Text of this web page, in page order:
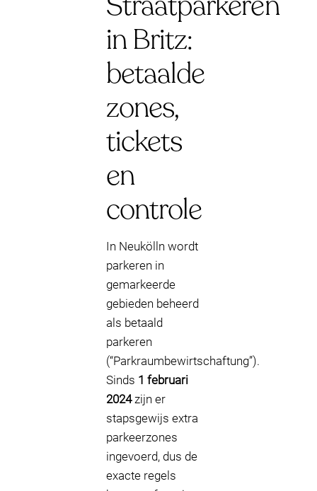
in Britz:
betaalde
zones,
tickets
en
controle
In Neukölln wordt
parkeren in
gemarkeerde
gebieden beheerd
als betaald
parkeren
(“Parkraumbewirtschaftung”).
Sinds 1 februari
2024zijn er
stapsgewijs extra
parkeerzones
ingevoerd, dus de
exacte regels